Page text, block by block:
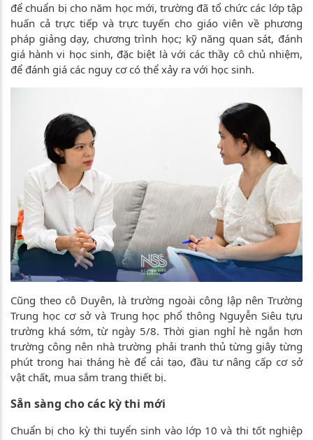
để chuẩn bị cho năm học mới, trường đã tổ chức các lớp tập
huấn cả trực tiếp và trực tuyến cho giáo viên về phương
pháp giảng dạy, chương trình học; kỹ năng quan sát, đánh
giá hành vi học sinh, đặc biệt là với các thầy cô chủ nhiệm,
để đánh giá các nguy cơ có thể xảy ra với học sinh.
Cũng theo cô Duyên, là trường ngoài công lập nên Trường
Trung học cơ sở và Trung học phổ thông Nguyễn Siêu tựu
trường khá sớm, từ ngày 5/8. Thời gian nghỉ hè ngắn hơn
trường công nên nhà trường phải tranh thủ từng giây từng
phút trong hai tháng hè để cải tạo, đầu tư nâng cấp cơ sở
vật chất, mua sắm trang thiết bị.
Sẵn sàng cho các kỳ thi mới
Chuẩn bị cho kỳ thi tuyển sinh vào lớp 10 và thi tốt nghiệp